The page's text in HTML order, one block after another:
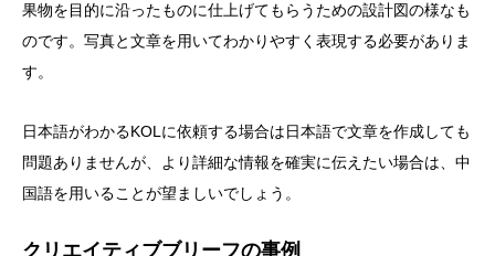
果物を目的に沿ったものに仕上げてもらうための設計図の様なも
のです。写真と文章を用いてわかりやすく表現する必要がありま
す。
日本語がわかるKOLに依頼する場合は日本語で文章を作成しても
問題ありませんが、より詳細な情報を確実に伝えたい場合は、中
国語を用いることが望ましいでしょう。
クリエイティブブリーフの事例